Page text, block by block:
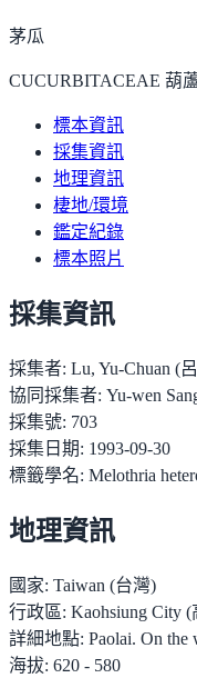
茅瓜
CUCURBITACEAE 葫
標本資訊
採集資訊
地理資訊
棲地/環境
鑑定紀錄
標本照片
採集資訊
採集者: Lu, Yu-Chuan (
協同採集者: Yu-wen
採集號: 703
採集日期: 1993-09-30
標籤學名: Melothria
地理資訊
國家: Taiwan (台灣)
行政區: Kaohsiung City
詳細地點: Paolai. On the
海拔: 620 - 580